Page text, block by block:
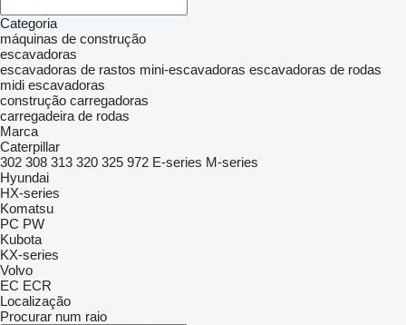
Categoria
máquinas de construção
escavadoras
escavadoras de rastos mini-escavadoras escavadoras de rodas
midi escavadoras
construção carregadoras
carregadeira de rodas
Marca
Caterpillar
302 308 313 320 325 972 E-series M-series
Hyundai
HX-series
Komatsu
PC PW
Kubota
KX-series
Volvo
EC ECR
Localização
Procurar num raio